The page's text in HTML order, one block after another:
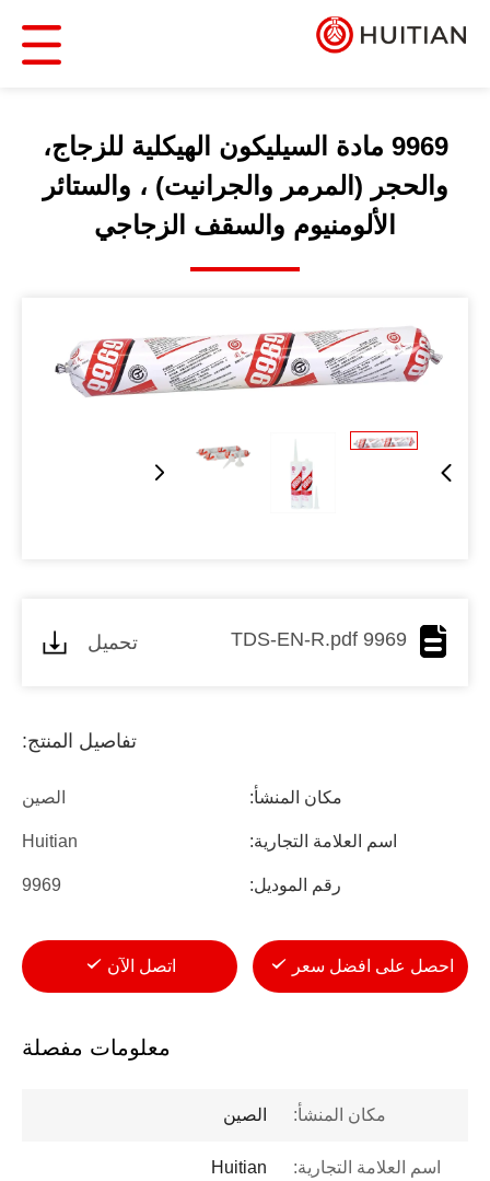
9969 مادة السيليكون الهيكلية للزجاج،
والحجر (المرمر والجرانيت) ، والستائر
الألومنيوم والسقف الزجاجي
9969 TDS-EN-R.pdf تحميل
تفاصيل المنتج:
مكان المنشأ: الصين
اسم العلامة التجارية: Huitian
رقم الموديل: 9969
احصل على افضل سعر اتصل الآن
معلومات مفصلة
مكان المنشأ: الصين
اسم العلامة التجارية: Huitian